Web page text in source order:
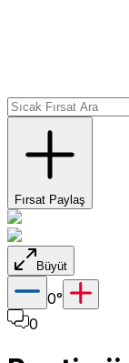
Fırsat Paylaş
Büyüt
0°
0